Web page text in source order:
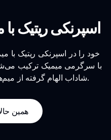
اسپرنکی ریتیک با
خود را در اسپرنکی ریتیک با
با سرگرمی میمیک ترکیب
شاداب الهام گرفته از میم‌های مورد علاقه‌تان لذت ببرید.
همین